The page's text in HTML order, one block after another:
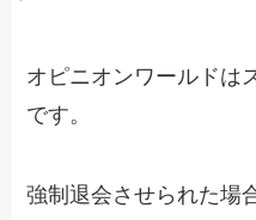
オピニオンワールドは
です。
強制退会させられた場